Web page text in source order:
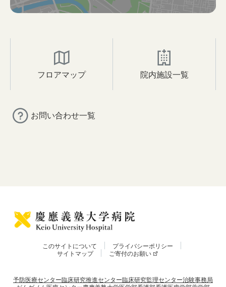
フロアマップ 院内施設一覧
お問い合わせ一覧
このサイトについて
プライバシーポリシー
サイトマップ
ご寄付のお願い
予防医療センター臨床研究推進センター臨床研究監理センター治験事務局